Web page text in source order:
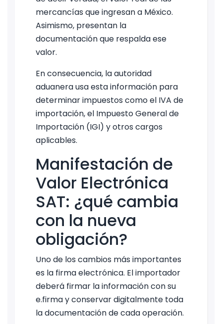
mercancías que ingresan a México.
Asimismo, presentan la
documentación que respalda ese
valor.
En consecuencia, la autoridad
aduanera usa esta información para
determinar impuestos como el IVA de
importación, el Impuesto General de
Importación (IGI) y otros cargos
aplicables.
Manifestación de
Valor Electrónica
SAT: ¿qué cambia
con la nueva
obligación?
Uno de los cambios más importantes
es la firma electrónica. El importador
deberá firmar la información con su
e.firma y conservar digitalmente toda
la documentación de cada operación.